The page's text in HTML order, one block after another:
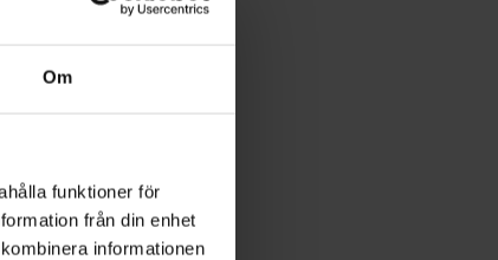
Om
funktioner för
från din enhet
informationen